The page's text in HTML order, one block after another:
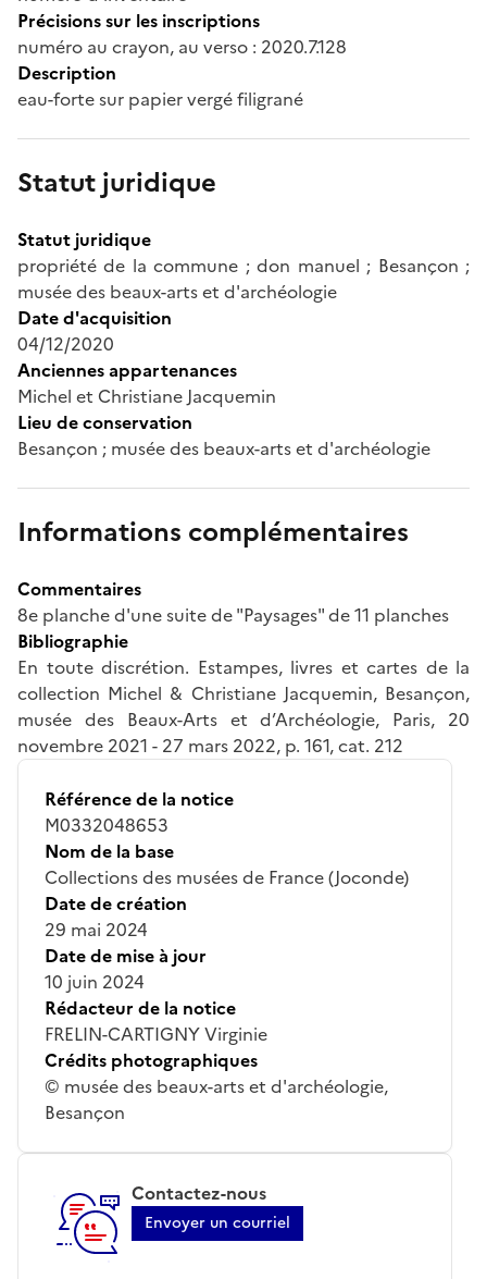
Précisions sur les inscriptions
numéro au crayon, au verso : 2020.7.128
Description
eau-forte sur papier vergé filigrané
Statut juridique
Statut juridique
propriété de la commune ; don manuel ; Besançon ;
musée des beaux-arts et d'archéologie
Date d'acquisition
04/12/2020
Anciennes appartenances
Michel et Christiane Jacquemin
Lieu de conservation
Besançon ; musée des beaux-arts et d'archéologie
Informations complémentaires
Commentaires
8e planche d'une suite de "Paysages" de 11 planches
Bibliographie
En toute discrétion. Estampes, livres et cartes de la
collection Michel & Christiane Jacquemin, Besançon,
musée des Beaux-Arts et d’Archéologie, Paris, 20
novembre 2021 - 27 mars 2022, p. 161, cat. 212
Référence de la notice
M0332048653
Nom de la base
Collections des musées de France (Joconde)
Date de création
29 mai 2024
Date de mise à jour
10 juin 2024
Rédacteur de la notice
FRELIN-CARTIGNY Virginie
Crédits photographiques
© musée des beaux-arts et d'archéologie,
Besançon
Contactez-nous
Envoyer un courriel